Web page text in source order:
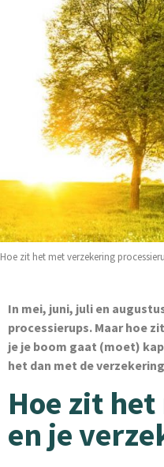
Hoe zit het met verzekering
In mei, juni, juli en
processierups. Maar hoe
je je boom gaat (moet)
het dan met de
Hoe zit
en je